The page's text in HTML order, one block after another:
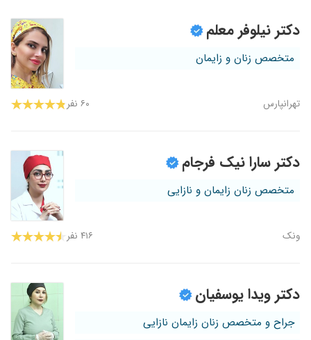
۱۴۰۳/۰۵/۲۵
هنوز تحت درمانم ۱۴۰۴/۰۵/۲۳
۱۴۰۵/۰۵/۱۲
شده اون هم با قیمت نصف جاهای دیگه،واقعا
ممنونم از خانم دکتر که انقدر منصف و
دلسوزند،خودم به چند نفر با قاطعیت معرفی کردم
دختر خواهرم بیمار ایشون بوده و بسیار راضی ۱۴۰۳/۰۷/۲۵
خیلی راضی هستم هم خیلی باشخصیت و متین
هستن .خدا حفظتون کنه .
۱۴۰۳/۱۱/۲۰
راضی بودم ۱۴۰۰/۰۲/۲۹
دکتر نیلوفر معلم
متخصص زنان و زایمان
تهرانپارس ۶۰ نفر
دکتر سارا نیک فرجام
متخصص زنان زایمان و نازایی
ونک ۴۱۶ نفر
دکتر ویدا یوسفیان
جراح و متخصص زنان زایمان نازایی